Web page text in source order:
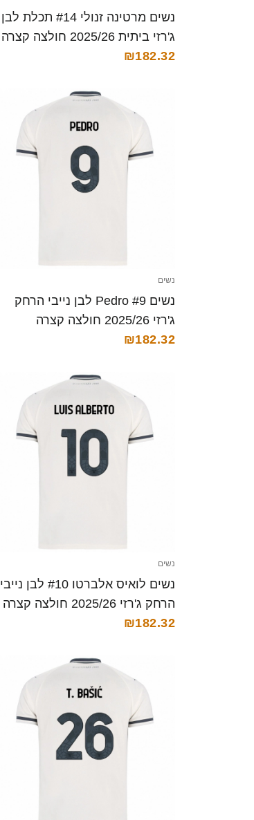
נשים מרטינה זנולי #14 תכלת לבן
ג'רזי ביתית 2025/26 חולצה קצרה
₪182.32
נשים
נשים Pedro #9 לבן נייבי הרחק
ג'רזי 2025/26 חולצה קצרה
₪182.32
נשים
נשים לואיס אלברטו #10 לבן נייבי
הרחק ג'רזי 2025/26 חולצה קצרה
₪182.32